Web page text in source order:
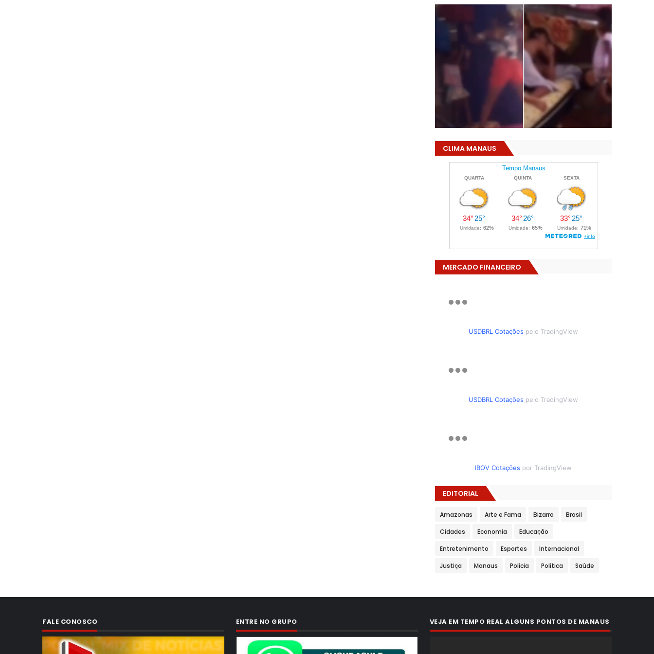
CLIMA MANAUS
MERCADO FINANCEIRO
USDBRL Cotações pelo TradingView
USDBRL Cotações pelo TradingView
IBOV Cotações por TradingView
EDITORIAL
Amazonas Arte e Fama Bizarro Brasil
Cidades Economia Educação
Entretenimento Esportes Internacional
Justiça Manaus Polícia Política Saúde
FALE CONOSCO ENTRE NO GRUPO VEJA EM TEMPO REAL ALGUNS PONTOS DE MANAUS